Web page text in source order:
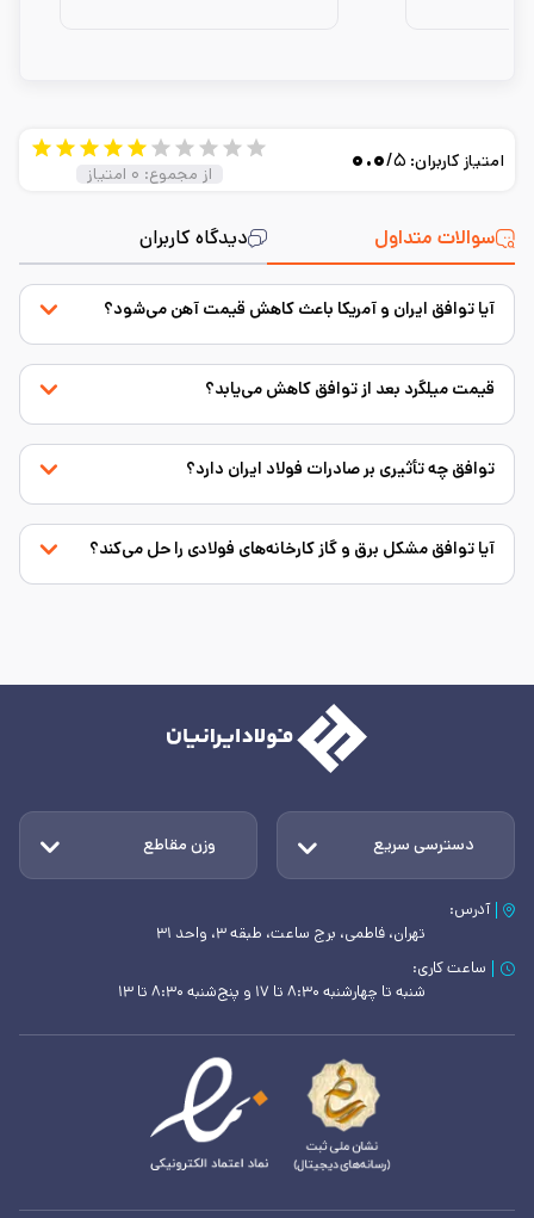
سوالات متداول دیدگاه کاربران
امتیاز کاربران: ۰.۰/۵
از مجموع: ۰ امتیاز
آیا توافق ایران و آمریکا باعث کاهش قیمت آهن می‌شود؟
قیمت میلگرد بعد از توافق کاهش می‌یابد؟
توافق چه تأثیری بر صادرات فولاد ایران دارد؟
آیا توافق مشکل برق و گاز کارخانه‌های فولادی را حل می‌کند؟
دسترسی سریع وزن مقاطع
آدرس:
تهران، فاطمی، برج ساعت، طبقه ۳، واحد ۳۱
ساعت کاری:
شنبه تا چهارشنبه ۸:۳۰ تا ۱۷ و پنج‌شنبه ۸:۳۰ تا ۱۳